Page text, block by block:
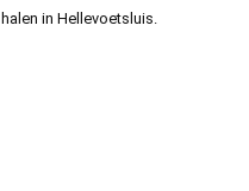
halen in Hellevoetsluis.